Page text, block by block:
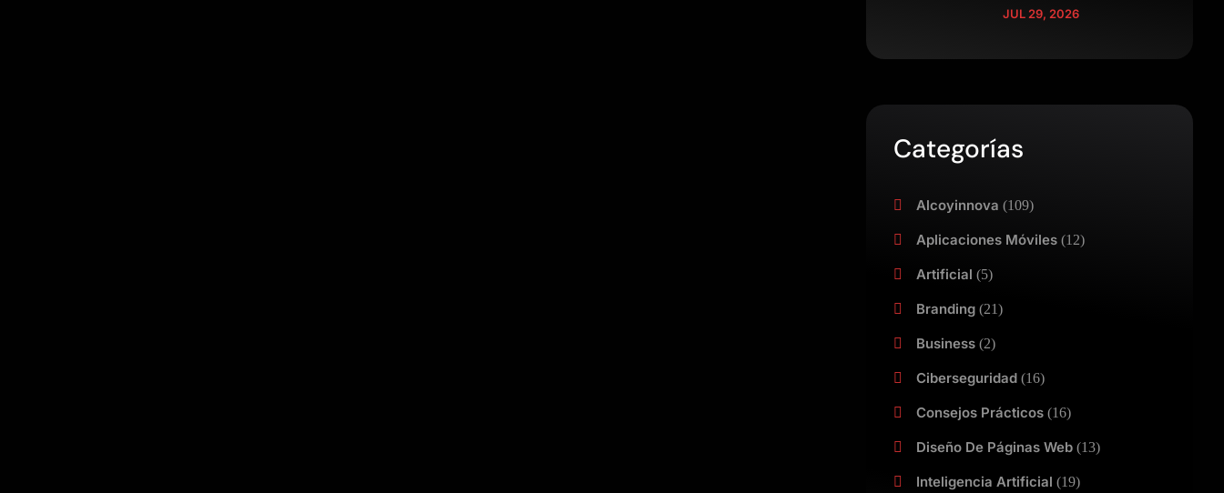
Muy Caro
JUL 29, 2026
Categorías
Alcoyinnova (109)
Aplicaciones Móviles(12)
Artificial (5)
Branding(21)
Business(2)
Ciberseguridad(16)
Consejos Prácticos(16)
Diseño De Páginas Web(13)
Inteligencia Artificial (19)